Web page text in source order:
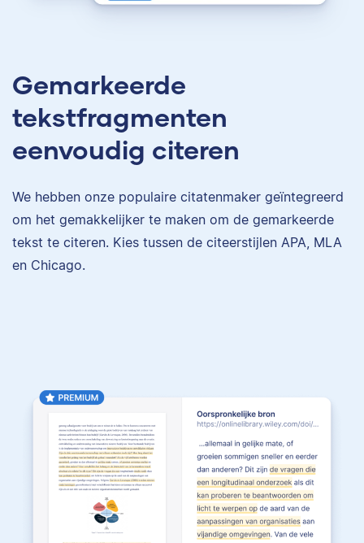
Gemarkeerde
tekstfragmenten
eenvoudig citeren
We hebben onze populaire citatenmaker geïntegreerd
om het gemakkelijker te maken om de gemarkeerde
tekst te citeren. Kies tussen de citeerstijlen APA, MLA
en Chicago.